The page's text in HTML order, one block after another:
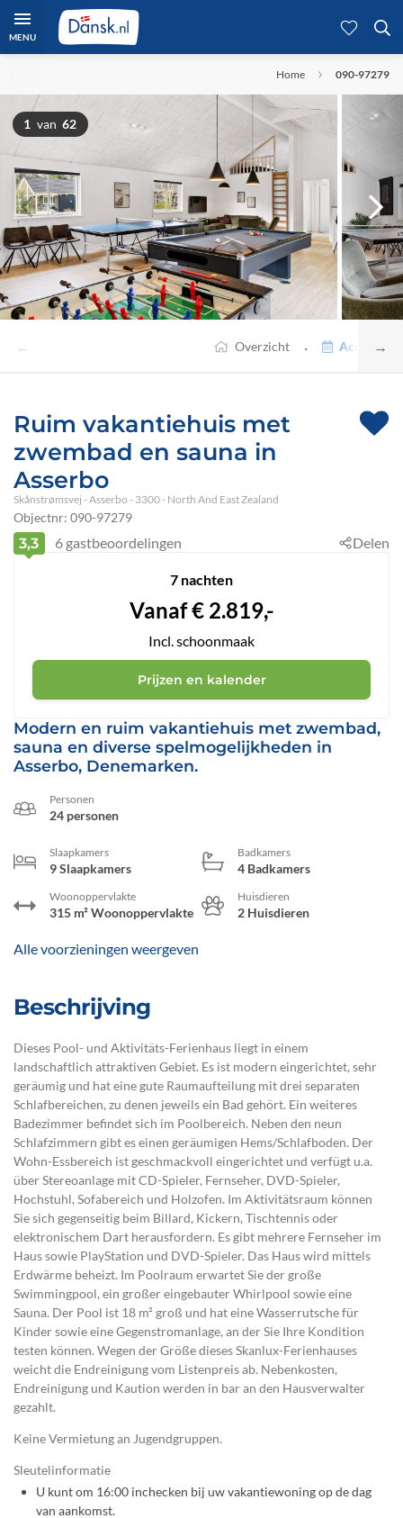
MENU
Home 090-97279
1 van 62
← →
Overzicht ·
Ruim vakantiehuis met
zwembad en sauna in
Asserbo
Skånstrømsvej - Asserbo - 3300 - North And East Zealand
Objectnr: 090-97279
Modern en ruim vakantiehuis met zwembad,
sauna en diverse spelmogelijkheden in
Asserbo, Denemarken.
Personen
24 personen
Slaapkamers
9 Slaapkamers
Badkamers
4 Badkamers
Woonoppervlakte
315 m² Woonoppervlakte
Huisdieren
2 Huisdieren
Alle voorzieningen weergeven
Beschrijving
Dieses Pool- und Aktivitäts-Ferienhaus liegt in einem
landschaftlich attraktiven Gebiet. Es ist modern eingerichtet, sehr
geräumig und hat eine gute Raumaufteilung mit drei separaten
Schlafbereichen, zu denen jeweils ein Bad gehört. Ein weiteres
Badezimmer befindet sich im Poolbereich. Neben den neun
Schlafzimmern gibt es einen geräumigen Hems/Schlafboden. Der
Wohn-Essbereich ist geschmackvoll eingerichtet und verfügt u.a.
über Stereoanlage mit CD-Spieler, Fernseher, DVD-Spieler,
Hochstuhl, Sofabereich und Holzofen. Im Aktivitätsraum können
Sie sich gegenseitig beim Billard, Kickern, Tischtennis oder
elektronischem Dart herausfordern. Es gibt mehrere Fernseher im
Haus sowie PlayStation und DVD-Spieler. Das Haus wird mittels
Erdwärme beheizt. Im Poolraum erwartet Sie der große
Swimmingpool, ein großer eingebauter Whirlpool sowie eine
Sauna. Der Pool ist 18 m² groß und hat eine Wasserrutsche für
Kinder sowie eine Gegenstromanlage, an der Sie Ihre Kondition
testen können. Wegen der Größe dieses Skanlux-Ferienhauses
weicht die Endreinigung vom Listenpreis ab. Nebenkosten,
Endreinigung und Kaution werden in bar an den Hausverwalter
gezahlt.
Keine Vermietung an Jugendgruppen.
Sleutelinformatie
U kunt om 16:00 inchecken bij uw vakantiewoning op de dag
van aankomst.
3,3 6gastbeoordelingen Delen
7 nachten
Vanaf€ 2.819,-
Incl. schoonmaak
Prijzen en kalender